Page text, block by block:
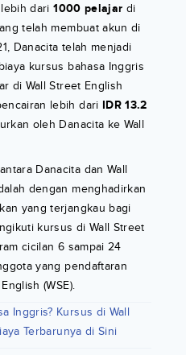
lebih dari1000 pelajar di
telah membuat akun di
Danacita telah menjadi
kursus bahasa Inggris
di Wall Street English
lebih dari IDR 13.2
oleh Danacita ke Wall
Danacita dan Wall
dengan menghadirkan
yang terjangkau bagi
kursus di Wall Street
cicilan 6 sampai 24
yang pendaftaran
(WSE).
Inggris? Kursus di Wall
Terbarunya di Sini